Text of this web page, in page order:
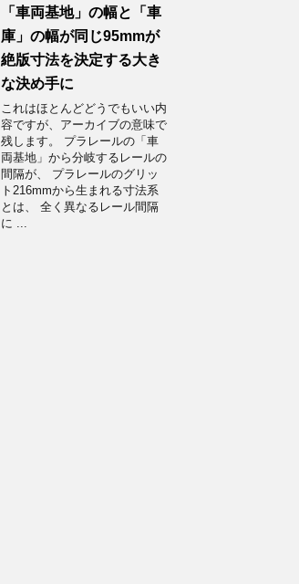
「車両基地」の幅と「車
庫」の幅が同じ95mmが
絶版寸法を決定する大き
な決め手に
これはほとんどどうでもいい内
容ですが、アーカイブの意味で
残します。 プラレールの「車
両基地」から分岐するレールの
間隔が、 プラレールのグリッ
ト216mmから生まれる寸法系
とは、 全く異なるレール間隔
に ...